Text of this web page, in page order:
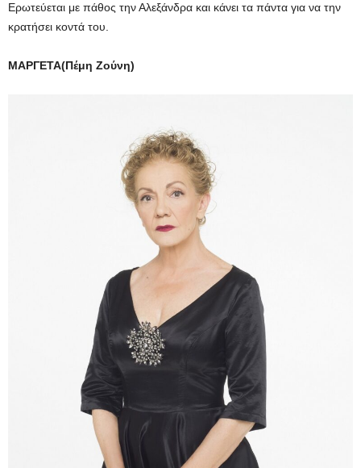
Ερωτεύεται με πάθος την Αλεξάνδρα και κάνει τα πάντα για να την
κρατήσει κοντά του.
ΜΑΡΓΕΤΑ(Πέμη Ζούνη)